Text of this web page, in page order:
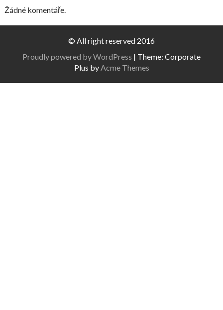
Žádné komentáře.
© All right reserved 2016
Proudly powered by WordPress | Theme: Corporate
Plus byAcme Themes